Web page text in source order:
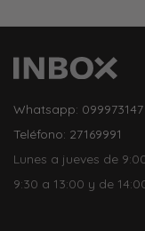
Whatsapp: 099973147
Teléfono: 27169991
Lunes a jueves de
9:30 a 13:00 y de